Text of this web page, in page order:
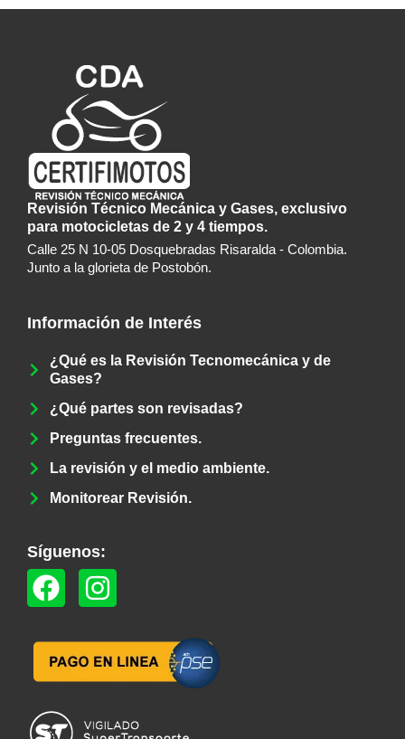
Revisión Técnico Mecánica y Gases, exclusivo
para motocicletas de 2 y 4 tiempos.
Calle 25 N 10-05 Dosquebradas Risaralda - Colombia.
Junto a la glorieta de Postobón.
Información de Interés
¿Qué es la Revisión Tecnomecánica y de
Gases?
¿Qué partes son revisadas?
Preguntas frecuentes.
La revisión y el medio ambiente.
Monitorear Revisión.
Síguenos:
F
a
e
b
o
I
n
t
a